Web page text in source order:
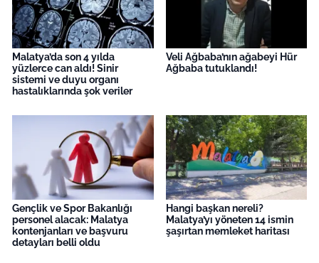
Malatya’da son 4 yılda
yüzlerce can aldı! Sinir
sistemi ve duyu organı
hastalıklarında şok veriler
Veli Ağbaba’nın ağabeyi Hür
Ağbaba tutuklandı!
Gençlik ve Spor Bakanlığı
personel alacak: Malatya
kontenjanları ve başvuru
detayları belli oldu
Hangi başkan nereli?
Malatya’yı yöneten 14 ismin
şaşırtan memleket haritası